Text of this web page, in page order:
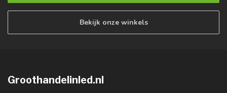
Bekijk onze winkels
Groothandelinled.nl